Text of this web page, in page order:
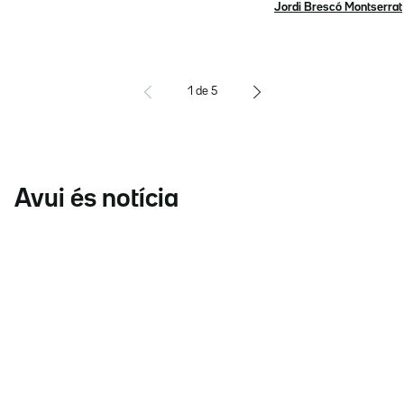
Jordi Brescó Montserrat
1 de 5
Avui és notícia